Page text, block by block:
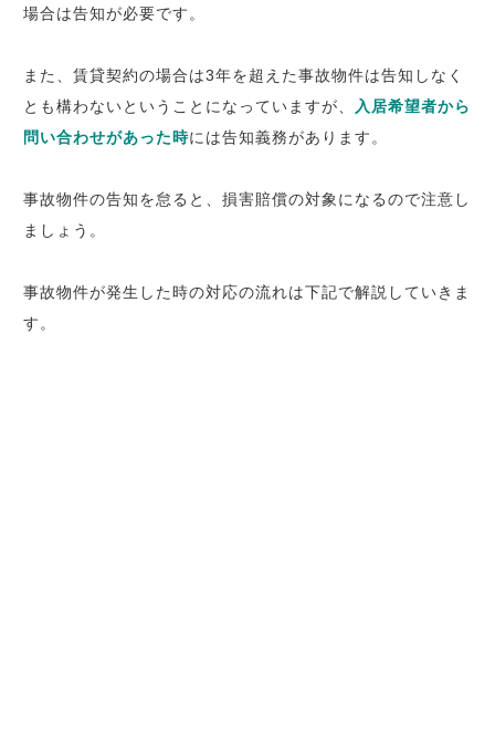
場合は告知が必要です。
また、賃貸契約の場合は3年を超えた事故物件は告知しなく
とも構わないということになっていますが、
入居希望者から
問い合わせがあった時には告知義務があります。
事故物件の告知を怠ると、損害賠償の対象になるので注意し
ましょう。
事故物件が発生した時の対応の流れは下記で解説していきま
す。